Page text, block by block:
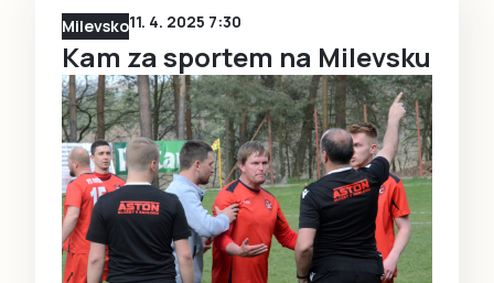
Milevsko11. 4. 2025 7:30
Kam za sportem na Milevsku